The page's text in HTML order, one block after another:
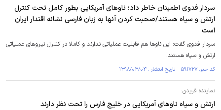
سردار فدوی اطمینان خاطر داد؛ ناوهای آمریکایی بطور کامل تحت کنترل
ارتش و سپاه هستند/صحبت کردن آنها به زبان فارسی نشانه اقتدار ایران
است
سردار فدوی گفت: این ناوها هم قابلیت عملیاتی ندارند و کاملا در کنترل نیروهای عملیاتی
ارتش و سپاه هستند.
کد خبر: ۵۹۱۷۲۷ تاریخ انتشار : ۱۳۹۸/۰۳/۰۴
نماینده فریدن:
ارتش و سپاه ناوهای آمریکایی در خلیج فارس را تحت نظر دارند